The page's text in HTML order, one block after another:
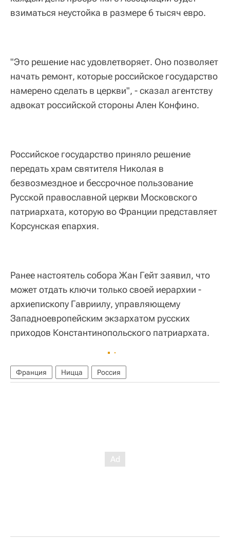
взиматься неустойка в размере 6 тысяч евро.
"Это решение нас удовлетворяет. Оно позволяет
начать ремонт, которые российское государство
намерено сделать в церкви", - сказал агентству
адвокат российской стороны Ален Конфино.
Российское государство приняло решение
передать храм святителя Николая в
безвозмездное и бессрочное пользование
Русской православной церкви Московского
патриархата, которую во Франции представляет
Корсунская епархия.
Ранее настоятель собора Жан Гейт заявил, что
может отдать ключи только своей иерархии -
архиепископу Гавриилу, управляющему
Западноевропейским экзархатом русских
приходов Константинопольского патриархата.
Франция Ницца Россия